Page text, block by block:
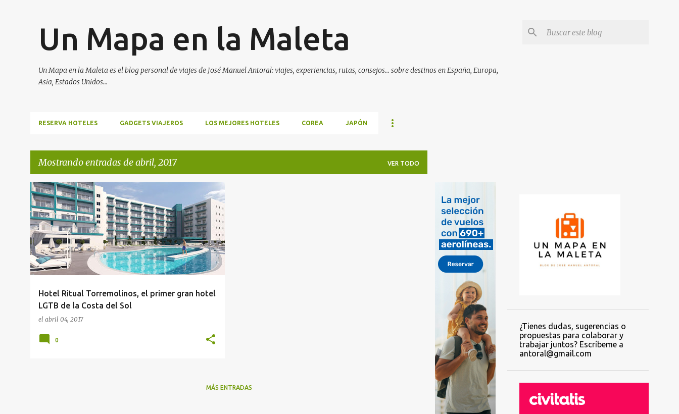
Un Mapa en la Maleta
Un Mapa en la Maleta es el blog personal de viajes de José Manuel Antoral: viajes, experiencias, rutas, consejos... sobre destinos en España, Europa,
Asia, Estados Unidos...
RESERVA HOTELES GADGETS VIAJEROS LOS MEJORES HOTELES COREA JAPÓN
Mostrando entradas de abril, 2017 VER TODO
E
n
t
r
a
d
Hotel Ritual Torremolinos, el primer gran hotel
LGTB de la Costa del Sol
el abril 04, 2017
GAY HOTELES LGBT LGTB
0
MÁS ENTRADAS
¿Tienes dudas, sugerencias o
propuestas para colaborar y
trabajar juntos? Escríbeme a
antoral@gmail.com